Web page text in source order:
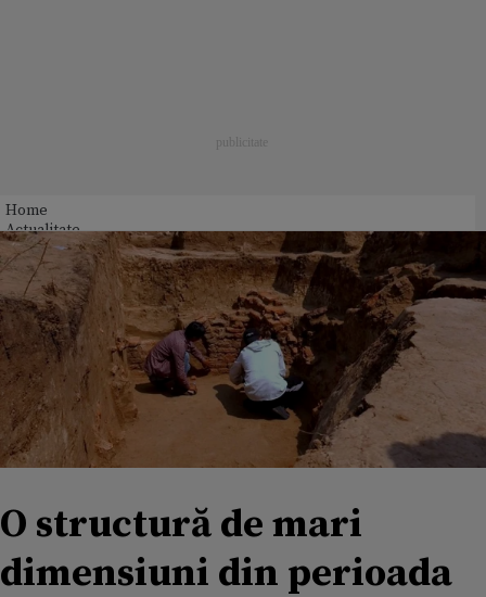
Home
Actualitate
O structură de mari
dimensiuni din perioada